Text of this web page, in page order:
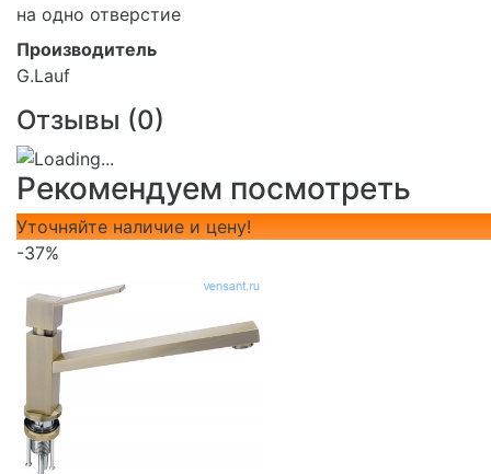
на одно отверстие
Производитель
G.Lauf
Отзывы (0)
Рекомендуем посмотреть
Уточняйте наличие и цену!
-37%